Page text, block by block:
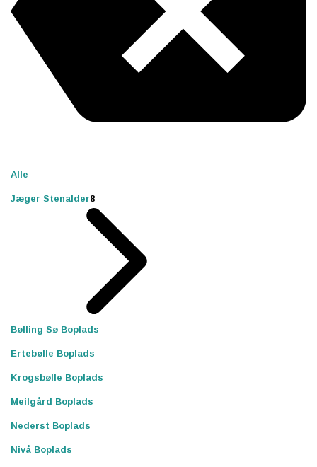
Alle
Jæger Stenalder8
Bølling Sø Boplads
Ertebølle Boplads
Krogsbølle Boplads
Meilgård Boplads
Nederst Boplads
Nivå Boplads